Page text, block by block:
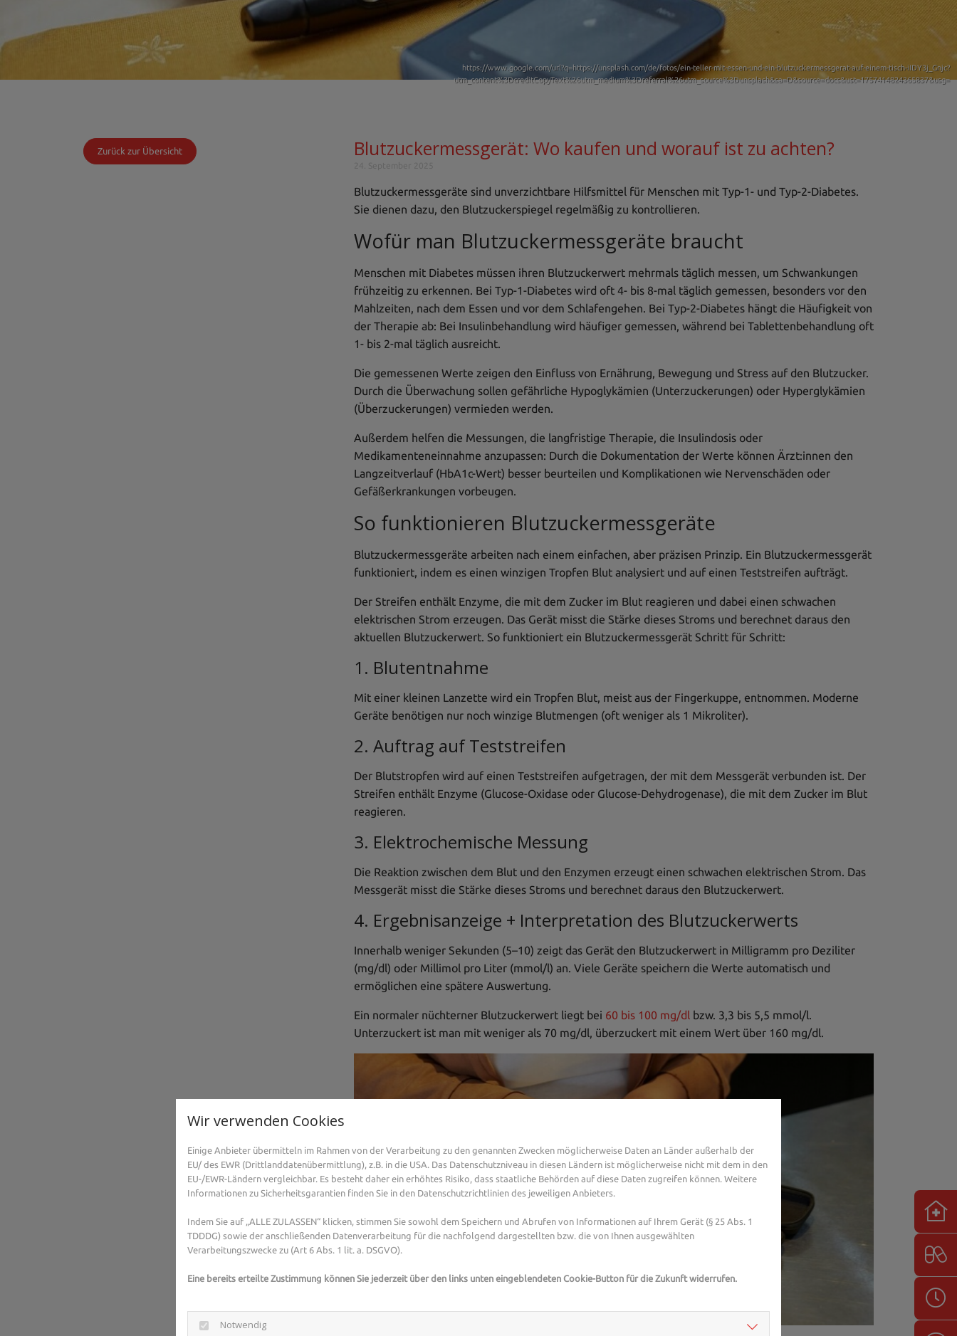
https://www.google.com/url?q=https://unsplash.com/de/fotos/ein-teller-mit-essen-und-ein-blutzuckermessgerat-auf-einem-tisch-iIDY3j_Gnjc?
utm_content%3DcreditCopyText%26utm_medium%3Dreferral%26utm_source%3Dunsplash&sa=D&source=docs&ust=1757414824365837&usg=
Zurück zur Übersicht Blutzuckermessgerät: Wo kaufen und worauf ist zu achten?
Blutzuckermessgeräte sind unverzichtbare Hilfsmittel für Menschen mit Typ-1- und Typ-2-Diabetes.
Sie dienen dazu, den Blutzuckerspiegel regelmäßig zu kontrollieren.
Wofür man Blutzuckermessgeräte braucht
Menschen mit Diabetes müssen ihren Blutzuckerwert mehrmals täglich messen, um Schwankungen
frühzeitig zu erkennen. Bei Typ-1-Diabetes wird oft 4- bis 8-mal täglich gemessen, besonders vor den
Mahlzeiten, nach dem Essen und vor dem Schlafengehen. Bei Typ-2-Diabetes hängt die Häufigkeit von
der Therapie ab: Bei Insulinbehandlung wird häufiger gemessen, während bei Tablettenbehandlung oft
1- bis 2-mal täglich ausreicht.
Die gemessenen Werte zeigen den Einfluss von Ernährung, Bewegung und Stress auf den Blutzucker.
Durch die Überwachung sollen gefährliche Hypoglykämien (Unterzuckerungen) oder Hyperglykämien
(Überzuckerungen) vermieden werden.
Außerdem helfen die Messungen, die langfristige Therapie, die Insulindosis oder
Medikamenteneinnahme anzupassen: Durch die Dokumentation der Werte können Ärzt:innen den
Langzeitverlauf (HbA1c-Wert) besser beurteilen und Komplikationen wie Nervenschäden oder
Gefäßerkrankungen vorbeugen.
So funktionieren Blutzuckermessgeräte
Blutzuckermessgeräte arbeiten nach einem einfachen, aber präzisen Prinzip. Ein Blutzuckermessgerät
funktioniert, indem es einen winzigen Tropfen Blut analysiert und auf einen Teststreifen aufträgt.
Der Streifen enthält Enzyme, die mit dem Zucker im Blut reagieren und dabei einen schwachen
elektrischen Strom erzeugen. Das Gerät misst die Stärke dieses Stroms und berechnet daraus den
aktuellen Blutzuckerwert. So funktioniert ein Blutzuckermessgerät Schritt für Schritt:
1. Blutentnahme
Mit einer kleinen Lanzette wird ein Tropfen Blut, meist aus der Fingerkuppe, entnommen. Moderne
Geräte benötigen nur noch winzige Blutmengen (oft weniger als 1 Mikroliter).
2. Auftrag auf Teststreifen
Der Blutstropfen wird auf einen Teststreifen aufgetragen, der mit dem Messgerät verbunden ist. Der
Streifen enthält Enzyme (Glucose-Oxidase oder Glucose-Dehydrogenase), die mit dem Zucker im Blut
reagieren.
3. Elektrochemische Messung
Die Reaktion zwischen dem Blut und den Enzymen erzeugt einen schwachen elektrischen Strom. Das
Messgerät misst die Stärke dieses Stroms und berechnet daraus den Blutzuckerwert.
4. Ergebnisanzeige + Interpretation des Blutzuckerwerts
Innerhalb weniger Sekunden (5–10) zeigt das Gerät den Blutzuckerwert in Milligramm pro Deziliter
(mg/dl) oder Millimol pro Liter (mmol/l) an. Viele Geräte speichern die Werte automatisch und
ermöglichen eine spätere Auswertung.
Ein normaler nüchterner Blutzuckerwert liegt bei 60 bis 100 mg/dl bzw. 3,3 bis 5,5 mmol/l.
Unterzuckert ist man mit weniger als 70 mg/dl, überzuckert mit einem Wert über 160 mg/dl.
Wir verwenden Cookies
Einige Anbieter übermitteln im Rahmen von der Verarbeitung zu den genannten Zwecken möglicherweise Daten an Länder außerhalb der
EU/ des EWR (Drittlanddatenübermittlung), z.B. in die USA. Das Datenschutzniveau in diesen Ländern ist möglicherweise nicht mit dem in den
EU-/EWR-Ländern vergleichbar. Es besteht daher ein erhöhtes Risiko, dass staatliche Behörden auf diese Daten zugreifen können. Weitere
Informationen zu Sicherheitsgarantien finden Sie in den Datenschutzrichtlinien des jeweiligen Anbieters.
Indem Sie auf „ALLE ZULASSEN“ klicken, stimmen Sie sowohl dem Speichern und Abrufen von Informationen auf Ihrem Gerät (§ 25 Abs. 1
TDDDG) sowie der anschließenden Datenverarbeitung für die nachfolgend dargestellten bzw. die von Ihnen ausgewählten
Verarbeitungszwecke zu (Art 6 Abs. 1 lit. a. DSGVO).
Eine bereits erteilte Zustimmung können Sie jederzeit über den links unten eingeblendeten Cookie-Button für die Zukunft widerrufen.
Notwendig